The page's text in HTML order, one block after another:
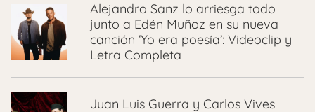
Alejandro Sanz lo arriesga todo
junto a Edén Muñoz en su nueva
canción ‘Yo era poesía’: Videoclip y
Letra Completa
Juan Luis Guerra y Carlos Vives